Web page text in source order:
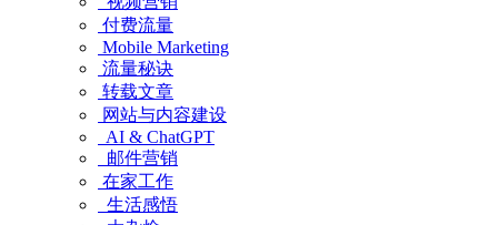
付费流量
Mobile Marketing
流量秘诀
转载文章
网站与内容建设
AI & ChatGPT
邮件营销
在家工作
生活感悟